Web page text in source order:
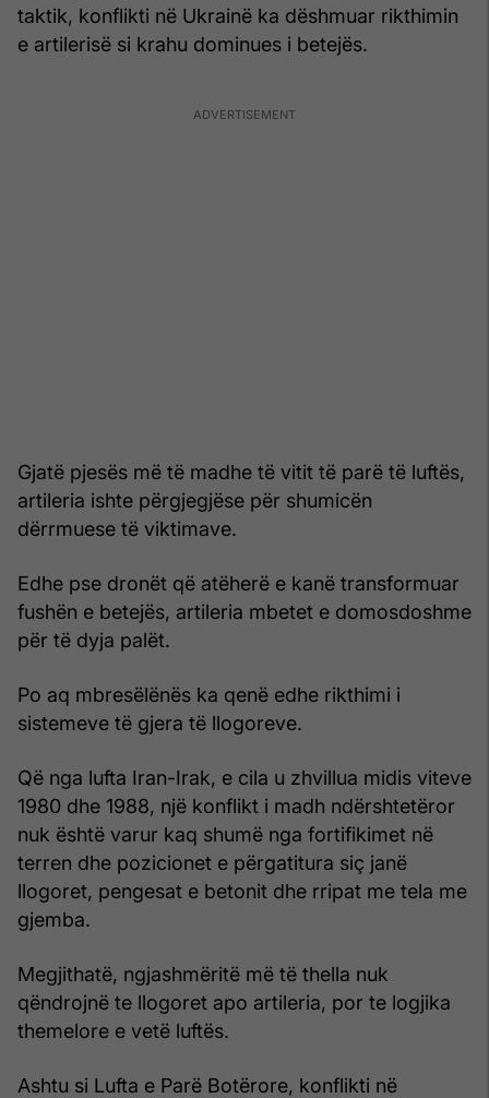
taktik, konflikti në Ukrainë ka dëshmuar rikthimin
e artilerisë si krahu dominues i betejës.
Gjatë pjesës më të madhe të vitit të parë të luftës,
artileria ishte përgjegjëse për shumicën
dërrmuese të viktimave.
Edhe pse dronët që atëherë e kanë transformuar
fushën e betejës, artileria mbetet e domosdoshme
për të dyja palët.
Po aq mbresëlënës ka qenë edhe rikthimi i
sistemeve të gjera të llogoreve.
Që nga lufta Iran-Irak, e cila u zhvillua midis viteve
1980 dhe 1988, një konflikt i madh ndërshtetëror
nuk është varur kaq shumë nga fortifikimet në
terren dhe pozicionet e përgatitura siç janë
llogoret, pengesat e betonit dhe rripat me tela me
gjemba.
Megjithatë, ngjashmëritë më të thella nuk
qëndrojnë te llogoret apo artileria, por te logjika
themelore e vetë luftës.
Ashtu si Lufta e Parë Botërore, konflikti në